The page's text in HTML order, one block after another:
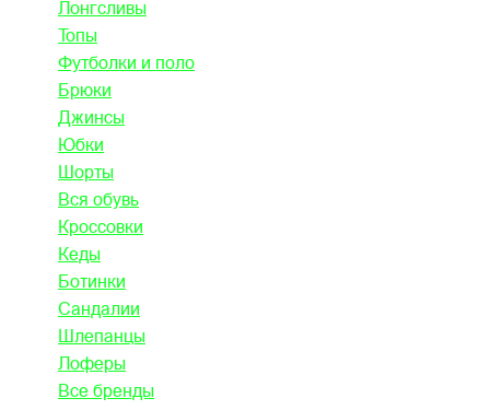
Лонгсливы
Топы
Футболки и поло
Брюки
Джинсы
Юбки
Шорты
Вся обувь
Кроссовки
Кеды
Ботинки
Сандалии
Шлепанцы
Лоферы
Все бренды